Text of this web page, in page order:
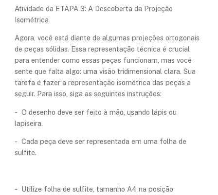
Atividade da ETAPA 3: A Descoberta da Projeção
Isométrica
Agora, você está diante de algumas projeções ortogonais
de peças sólidas. Essa representação técnica é crucial
para entender como essas peças funcionam, mas você
sente que falta algo: uma visão tridimensional clara. Sua
tarefa é fazer a representação isométrica das peças a
seguir. Para isso, siga as seguintes instruções:
- O desenho deve ser feito à mão, usando lápis ou
lapiseira.
- Cada peça deve ser representada em uma folha de
sulfite.
- Utilize folha de sulfite, tamanho A4 na posição